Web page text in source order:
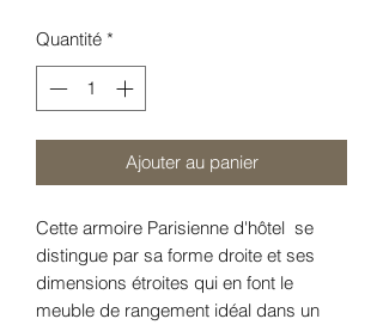
Quantité *
Ajouter au panier
Cette armoire Parisienne d'hôtel se
distingue par sa forme droite et ses
dimensions étroites qui en font le
meuble de rangement idéal dans un